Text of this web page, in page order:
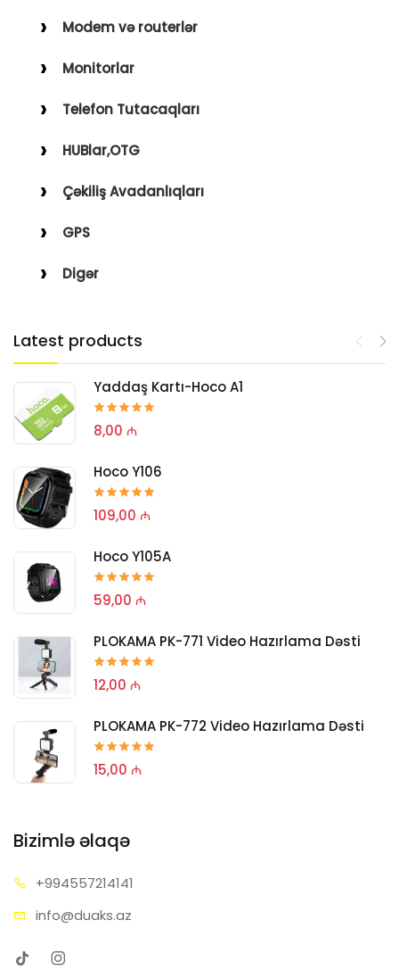
Modem və routerlər
Monitorlar
Telefon Tutacaqları
HUBlar,OTG
Çəkiliş Avadanlıqları
GPS
Digər
Latest products
Yaddaş Kartı-Hoco A1
8,00 ₼
Hoco Y106
109,00 ₼
Hoco Y105A
59,00 ₼
PLOKAMA PK-771 Video Hazırlama Dəsti
12,00 ₼
PLOKAMA PK-772 Video Hazırlama Dəsti
15,00 ₼
Bizimlə əlaqə
+994557214141
info@duaks.az